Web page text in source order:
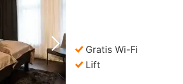
Volgende foto
Gratis Wi-Fi
Lift